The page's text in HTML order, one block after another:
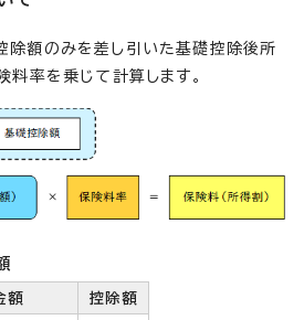
除額のみを差し引いた基礎控除後所
率を乗じて計算します。
額 控除額